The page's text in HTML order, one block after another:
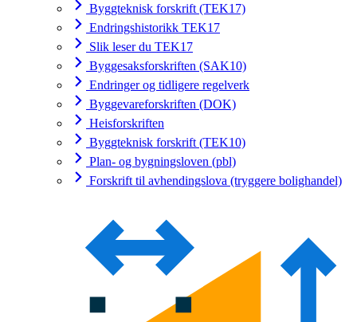
Byggteknisk forskrift (TEK17)
Endringshistorikk TEK17
Slik leser du TEK17
Byggesaksforskriften (SAK10)
Endringer og tidligere regelverk
Byggevareforskriften (DOK)
Heisforskriften
Byggteknisk forskrift (TEK10)
Plan- og bygningsloven (pbl)
Forskrift til avhendingslova (tryggere bolighandel)